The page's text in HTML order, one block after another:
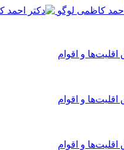
و اقوام
و اقوام
و اقوام